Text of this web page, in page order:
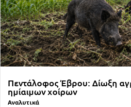
Πεντάλοφος Έβρου: Δίωξη
ημίαιμων χοίρων
Αναλυτικά